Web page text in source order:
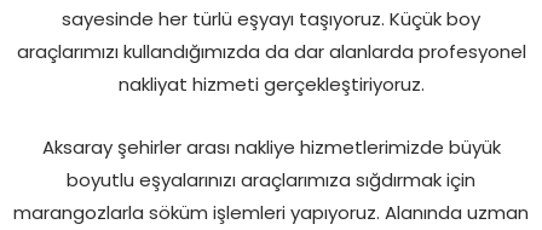
sayesinde her türlü eşyayı taşıyoruz. Küçük boy
araçlarımızı kullandığımızda da dar alanlarda profesyonel
nakliyat hizmeti gerçekleştiriyoruz.
Aksaray şehirler arası nakliye hizmetlerimizde büyük
boyutlu eşyalarınızı araçlarımıza sığdırmak için
marangozlarla söküm işlemleri yapıyoruz. Alanında uzman